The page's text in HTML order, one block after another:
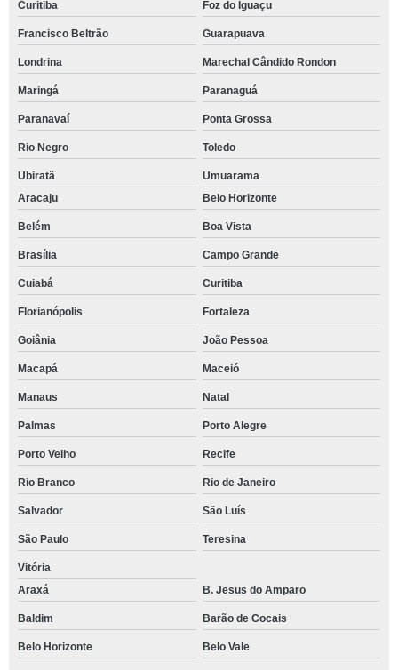
Curitiba Foz do Iguaçu
Francisco Beltrão Guarapuava
Londrina Marechal Cândido Rondon
Maringá Paranaguá
Paranavaí Ponta Grossa
Rio Negro Toledo
Ubiratã
Umuarama
Aracaju
Belo Horizonte
Belém Boa Vista
Brasília Campo Grande
Cuiabá Curitiba
Florianópolis Fortaleza
Goiânia João Pessoa
Macapá Maceió
Manaus Natal
Palmas Porto Alegre
Porto Velho Recife
Rio Branco Rio de Janeiro
Salvador São Luís
São Paulo Teresina
Vitória
Araxá
B. Jesus do Amparo
Baldim Barão de Cocais
Belo Horizonte Belo Vale